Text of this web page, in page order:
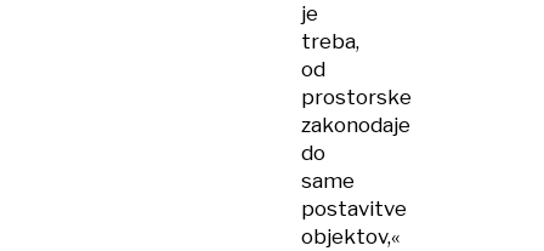
je
treba,
od
prostorske
zakonodaje
do
same
postavitve
objektov,«